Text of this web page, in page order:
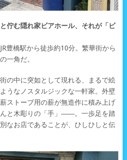
佇む隠れ家ビアホール、それが「ビ
豊橋駅から徒歩約10分。繁華街から
一角だ。
の中に突如として現れる、まるで絵
うなノスタルジックな一軒家。外壁
ストーブ用の薪が無造作に積み上げ
と木彫りの「手」――。一歩足を踏
なお店であることが、ひしひしと伝